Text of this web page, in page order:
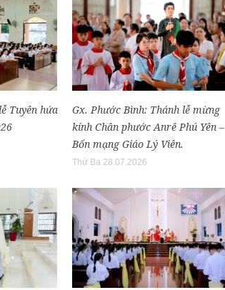
Tuyên hứa
Gx. Phước Bình: Thánh lễ mừng
kính Chân phước Anrê Phú Yên –
Bổn mạng Giáo Lý Viên.
Thứ Ba 28.07.2026